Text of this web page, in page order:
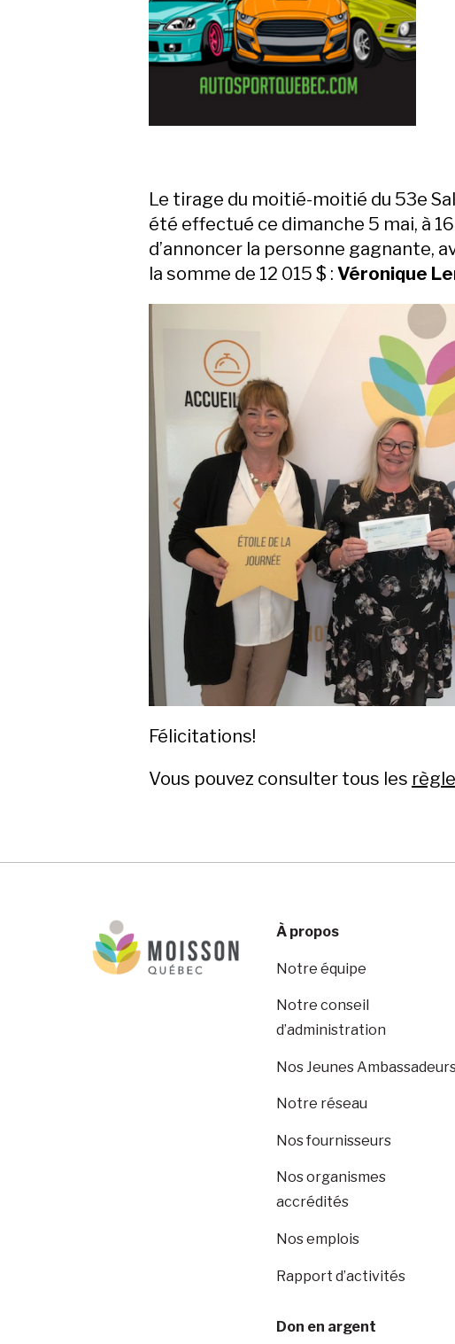
Le tirage du moitié-moitié du 53e
été effectué ce dimanche 5 mai, à
d’annoncer la personne gagnante,
la somme de 12 015 $ : Véronique
Félicitations!
Vous pouvez consulter tous les
À propos
Notre équipe
Notre conseil
d’administration
Nos Jeunes
Notre réseau
Nos fournisseurs
Nos organismes
accrédités
Nos emplois
Rapport d’activités
Don en argent